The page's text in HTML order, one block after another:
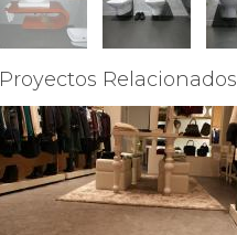
Proyectos Relacionados